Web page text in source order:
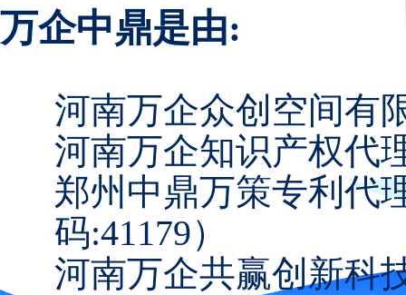
万企中鼎是由:
河南万企众创空间有
河南万企知识产权代
郑州中鼎万策专利代
码:41179）
河南万企共赢创新科